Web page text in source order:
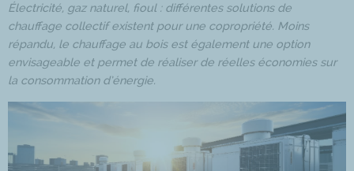
Électricité, gaz naturel, fioul : différentes solutions de
chauffage collectif existent pour une copropriété. Moins
répandu, le chauffage au bois est également une option
envisageable et permet de réaliser de réelles économies sur
la consommation d’énergie.